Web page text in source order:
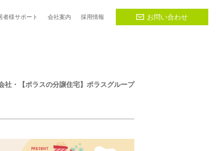
者様サポート 会社案内 採用情報 お問い合わせ
・【ポラスの分譲住宅】ポラスグループ